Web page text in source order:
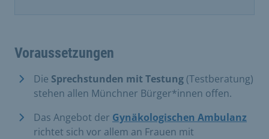
Voraussetzungen
Die Sprechstunden mit Testung (Testberatung)
stehen allen Münchner Bürger*innen offen.
Das Angebot der Gynäkologischen Ambulanz
richtet sich vor allem an Frauen mit